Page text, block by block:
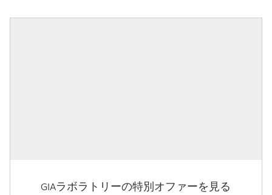
GIAラボラトリーの特別オファーを見る